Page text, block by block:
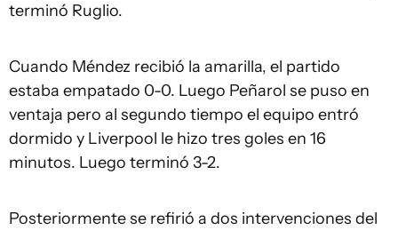
terminó Ruglio.
Cuando Méndez recibió la amarilla, el partido
estaba empatado 0-0. Luego Peñarol se puso en
ventaja pero al segundo tiempo el equipo entró
dormido y Liverpool le hizo tres goles en 16
minutos. Luego terminó 3-2.
Posteriormente se refirió a dos intervenciones del